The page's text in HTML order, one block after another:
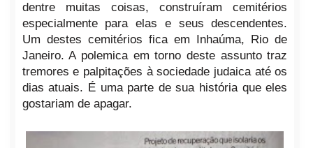
dentre muitas coisas, construíram cemitérios
especialmente para elas e seus descendentes.
Um destes cemitérios fica em Inhaúma, Rio de
Janeiro. A polemica em torno deste assunto traz
tremores e palpitações à sociedade judaica até os
dias atuais. É uma parte de sua história que eles
gostariam de apagar.